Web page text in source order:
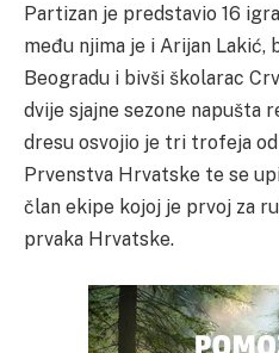
Partizan je predstavio 16
među njima je i Arijan Lakić,
Beogradu i bivši školarac
dvije sjajne sezone napušta
dresu osvojio je tri trofeja
Prvenstva Hrvatske te se
član ekipe kojoj je prvoj za
prvaka Hrvatske.